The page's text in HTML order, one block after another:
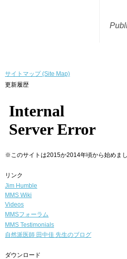
サイトマップ (Site Map)
更新履歴
※このサイトは2015か2014年頃から始めま
リンク
Jim Humble
MMS Wiki
Videos
MMSフォーラム
MMS Testimonials
自然派医師 田中佳 先生のブログ
ダウンロード